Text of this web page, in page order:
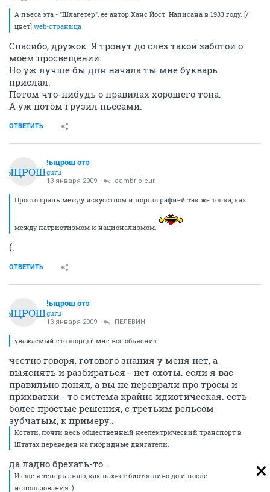
А пьеса эта - "Шлагетер", ее автор Ханс Йост. Написана в 1933 году. [/
цвет] web-страница
Спасибо, дружок. Я тронут до слёз такой заботой о
моём просвещении.
Но уж лучше бы для начала ты мне букварь
прислал.
Потом что-нибудь о правилах хорошего тона.
А уж потом грузил пьесами.
ОТВЕТИТЬ
!ЫЦРОШ
!ыцрош отэ
guru
13 января 2009 cambrioleur
Просто грань между искусством и порнографией так же тонка, как
между патриотизмом и национализмом.
(:
ОТВЕТИТЬ
!ЫЦРОШ
!ыцрош отэ
guru
13 января 2009 ПЕЛЕВИН
уважаемый ето шорцы! мне все обьяснит.
честно говоря, готового знания у меня нет, а
выяснять и разбираться - нет охоты. если я вас
правильно понял, а вы не переврали про тросы и
прихватки - то система крайне идиотическая. есть
более простые решения, с третьим рельсом
зубчатым, к примеру..
Кстати, почти весь общественный неелектрический транспорт в
Штатах переведен на гибридные двигатели.
да ладно брехать-то...
И еще я теперь знаю, как пахнет биотопливо до и после
использования :)